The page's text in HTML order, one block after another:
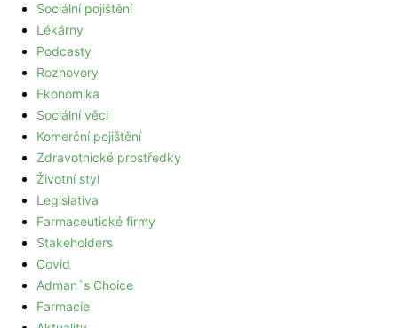
Sociální pojištění
Lékárny
Podcasty
Rozhovory
Ekonomika
Sociální věci
Komerční pojištění
Zdravotnické prostředky
Životní styl
Legislativa
Farmaceutické firmy
Stakeholders
Covid
Adman´s Choice
Farmacie